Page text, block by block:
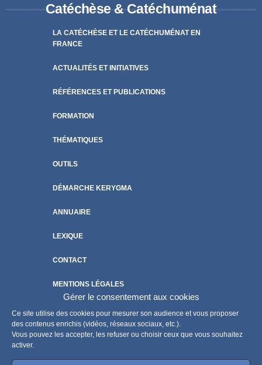
Gérer le consentement aux cookies
Ce site utilise des cookies pour mesurer son audience et vous proposer
des contenus enrichis (vidéos, réseaux sociaux, etc.).
Vous pouvez les accepter, les refuser ou choisir ceux que vous souhaitez
activer.
Catéchèse & Catéchuménat
LA CATÉCHÈSE ET LE CATÉCHUMÉNAT EN
FRANCE
ACTUALITÉS ET INITIATIVES
RÉFÉRENCES ET PUBLICATIONS
FORMATION
THÉMATIQUES
OUTILS
DÉMARCHE KERYGMA
ANNUAIRE
LEXIQUE
CONTACT
MENTIONS LÉGALES